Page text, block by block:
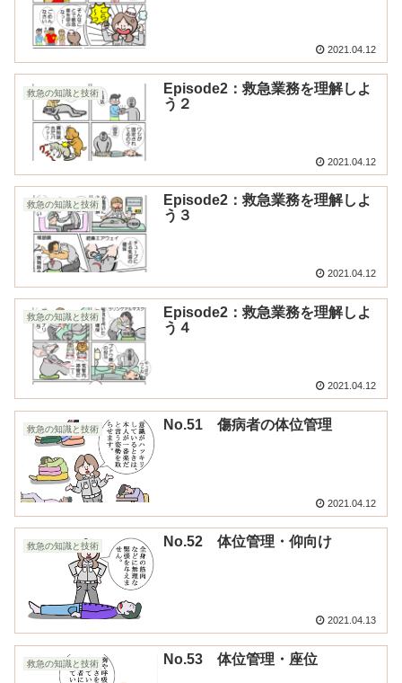
2021.04.12
救急の知識と技術
Episode2：救急業務を理解しよ
う２
2021.04.12
救急の知識と技術
Episode2：救急業務を理解しよ
う３
2021.04.12
救急の知識と技術
Episode2：救急業務を理解しよ
う４
2021.04.12
救急の知識と技術 No.51 傷病者の体位管理
2021.04.12
救急の知識と技術 No.52 体位管理・仰向け
2021.04.13
救急の知識と技術 No.53 体位管理・座位